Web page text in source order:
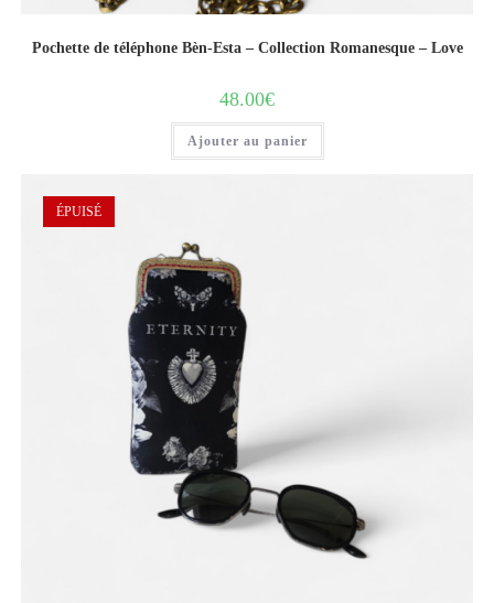
Pochette de téléphone Bèn-Esta – Collection Romanesque – Love
48.00€
Ajouter au panier
ÉPUISÉ